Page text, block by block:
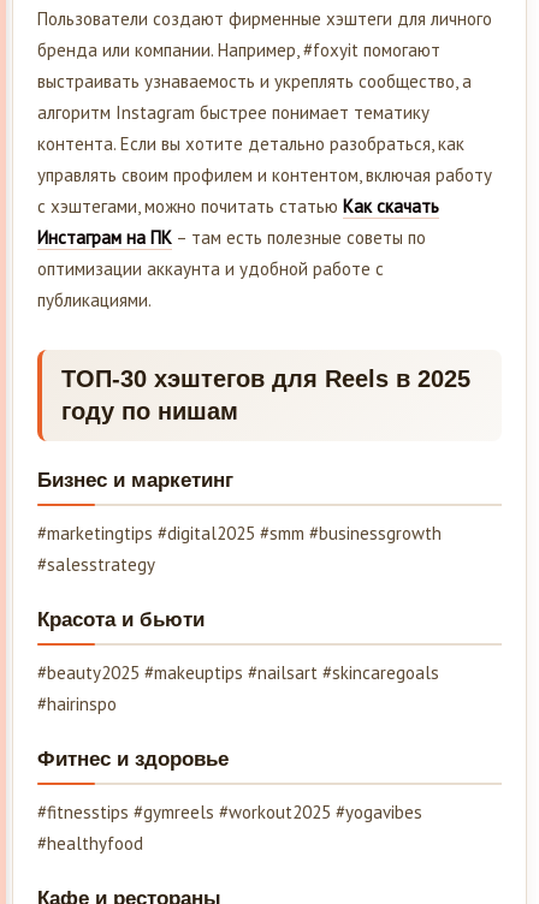
Пользователи создают фирменные хэштеги для личного
бренда или компании. Например, #foxyit помогают
выстраивать узнаваемость и укреплять сообщество, а
алгоритм Instagram быстрее понимает тематику
контента. Если вы хотите детально разобраться, как
управлять своим профилем и контентом, включая работу
с хэштегами, можно почитать статью Как скачать
Инстаграм на ПК – там есть полезные советы по
оптимизации аккаунта и удобной работе с
публикациями.
ТОП-30 хэштегов для Reels в 2025
году по нишам
Бизнес и маркетинг
#marketingtips #digital2025 #smm #businessgrowth
#salesstrategy
Красота и бьюти
#beauty2025 #makeuptips #nailsart #skincaregoals
#hairinspo
Фитнес и здоровье
#fitnesstips #gymreels #workout2025 #yogavibes
#healthyfood
Кафе и рестораны